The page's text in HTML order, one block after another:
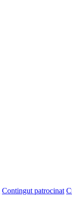
Contingut patrocinat